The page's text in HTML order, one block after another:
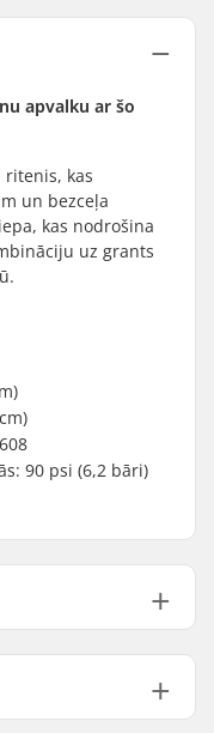
apvalku ar šo
ritenis, kas
un bezceļa
kas nodrošina
uz grants
90 psi (6,2 bāri)